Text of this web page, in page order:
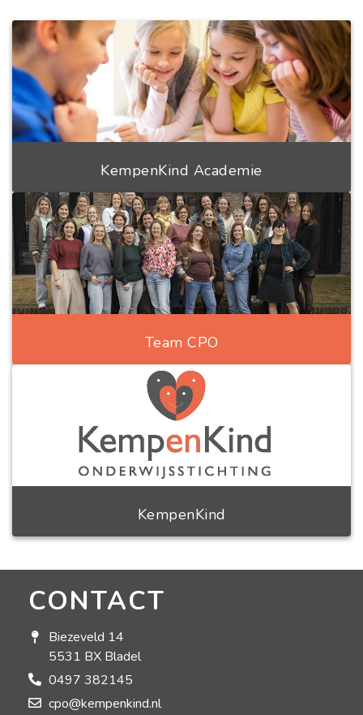
KempenKind Academie
Team CPO
KempenKind
CONTACT
Biezeveld 14
5531 BX Bladel
0497 382145
cpo@kempenkind.nl